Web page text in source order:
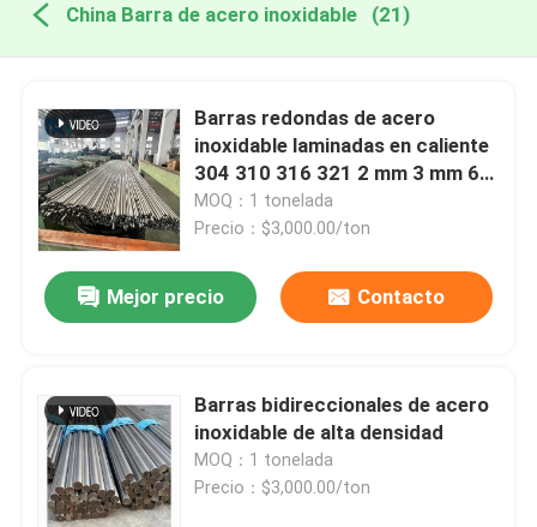
China Barra de acero inoxidable (21)
Barras redondas de acero
inoxidable laminadas en caliente
304 310 316 321 2 mm 3 mm 6
mm Varilla metálica
MOQ：1 tonelada
Precio：$3,000.00/ton
Mejor precio Contacto
Barras bidireccionales de acero
inoxidable de alta densidad
MOQ：1 tonelada
Precio：$3,000.00/ton